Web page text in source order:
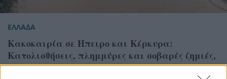
ΕΛΛΑΔΑ
Κακοκαιρία σε Ήπειρο και Κέρκυρα:
Κατολισθήσεις, πλημμύρες και σοβαρές ζημιές,
αγωνία για τις επόμενες ημέρες